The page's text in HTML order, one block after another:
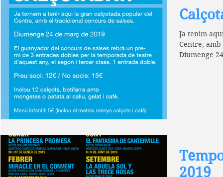
Ja tenim
Centre, amb
Diumenge
2019